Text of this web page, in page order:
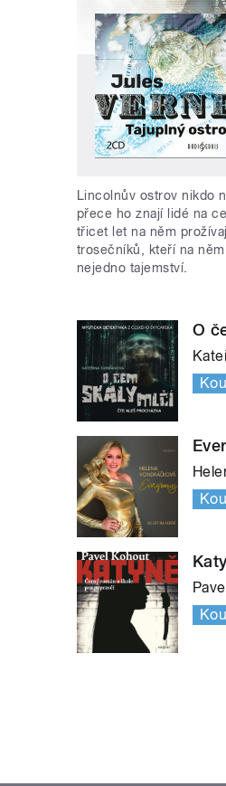
Lincolnův ostrov nikdo
přece ho znají lidé na
třicet let na něm
trosečníků, kteří na
nejedno tajemství.
O